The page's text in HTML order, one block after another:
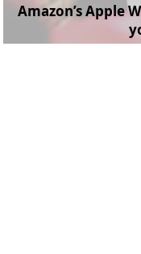
Amazon’s Apple